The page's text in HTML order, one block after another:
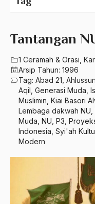
Tantangan
1 Ceramah & Orasi
Arsip Tahun: 1996
Tag: Abad 21
Aqil Generasi Muda
Muslimin Kiai Basori
Lembaga dakwah NU
Muda NU P3
Indonesia Syi'ah
Modern
660 – Ilmu Seni, Desain
710 – Ilmu Pendidikan
900 – Rumpun Ilmu
2023
2021
2020
2019
2018
2015
A. Mukti Ali
A. Mustofa Bisri
A. Yani
A.A. Baramudi
A.A. Navis
A.H Nasution
Abad 21